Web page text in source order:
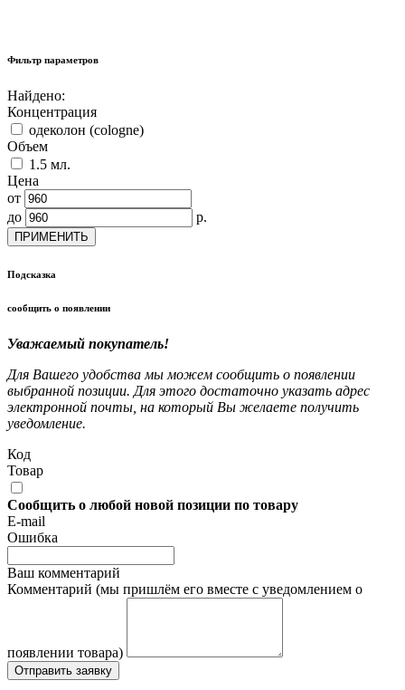
Фильтр параметров
Найдено:
Концентрация
одеколон (cologne)
Объем
1.5 мл.
Цена
от
до
р.
ПРИМЕНИТЬ
Подсказка
сообщить о появлении
Уважаемый покупатель!
Для Вашего удобства мы можем сообщить о появлении
выбранной позиции. Для этого достаточно указать адрес
электронной почты, на который Вы желаете получить
уведомление.
Код
Товар
Сообщить о любой новой позиции по товару
E-mail
Ошибка
Ваш комментарий
Комментарий (мы пришлём его вместе с уведомлением о
появлении товара)
Отправить заявку